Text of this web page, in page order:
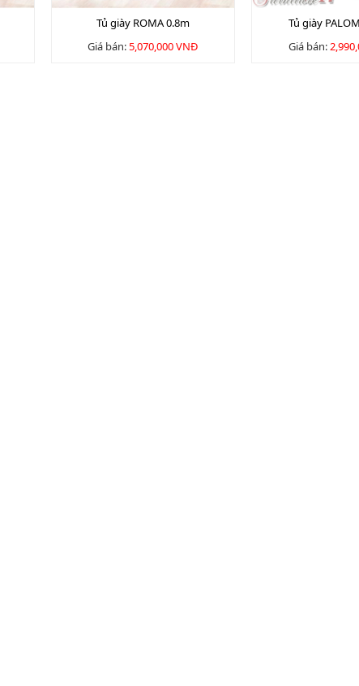
Tủ giày ROMA 0.8m
Giá bán:5,070,000 VNĐ
Tủ giày
Giá bán: